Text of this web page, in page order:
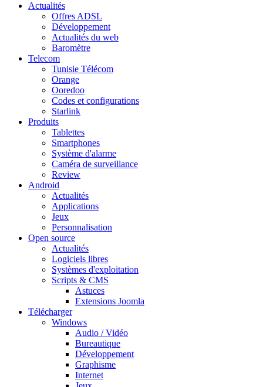
Actualités
Offres ADSL
Développement
Actualités du web
Baromètre
Telecom
Tunisie Télécom
Orange
Ooredoo
Codes et configurations
Starlink
Produits
Tablettes
Smartphones
Système d'alarme
Caméra de surveillance
Review
Android
Actualités
Applications
Jeux
Personnalisation
Open source
Actualités
Logiciels libres
Systèmes d'exploitation
Scripts & CMS
Astuces
Extensions Joomla
Télécharger
Windows
Audio / Vidéo
Bureautique
Développement
Graphisme
Internet